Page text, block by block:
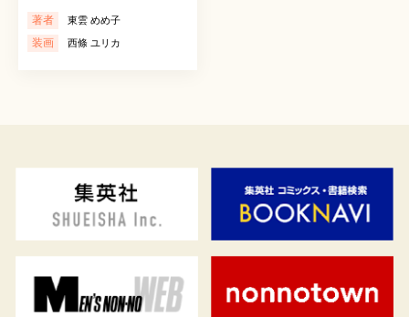
著者 東雲 めめ子
装画 西條 ユリカ